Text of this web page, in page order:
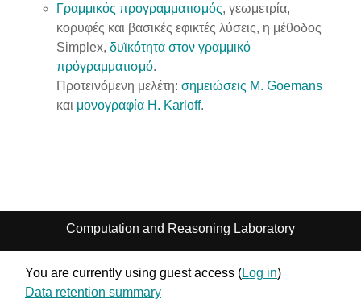
Γραμμικός προγραμματισμός, γεωμετρία,
κορυφές και βασικές εφικτές λύσεις, η μέθοδος
Simplex, δυϊκότητα στον γραμμικό
πρόγραμματισμό.
Προτεινόμενη μελέτη: σημειώσεις M. Goemans
και μονογραφία H. Karloff.
Computation and Reasoning Laboratory
You are currently using guest access (Log in)
Data retention summary